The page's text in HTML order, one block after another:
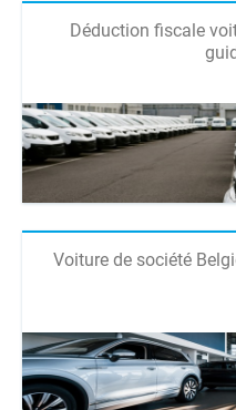
Déduction fiscale
Voiture de société